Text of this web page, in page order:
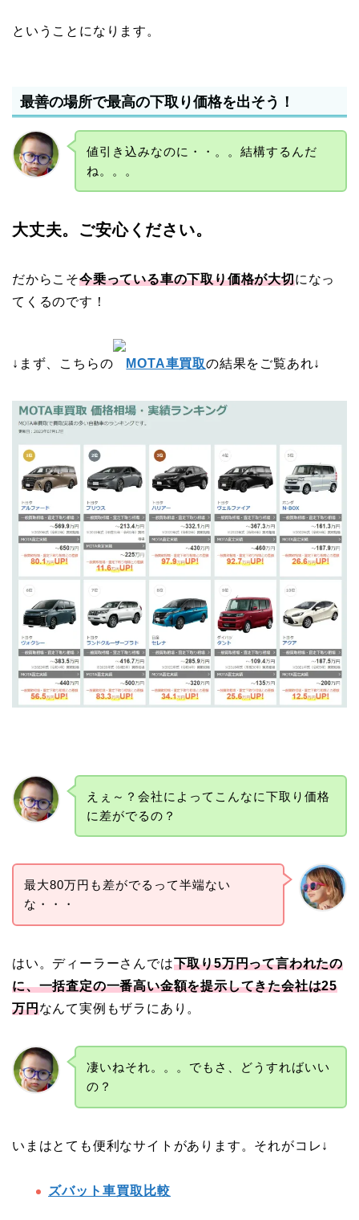
ということになります。
最善の場所で最高の下取り価格を出そう！
値引き込みなのに・・。。結構するんだ
ね。。。
大丈夫。ご安心ください。
だからこそ今乗っている車の下取り価格が大切になっ
てくるのです！
↓まず、こちらの MOTA車買取の結果をご覧あれ↓
えぇ～？会社によってこんなに下取り価格
に差がでるの？
最大80万円も差がでるって半端ない
な・・・
はい。ディーラーさんでは下取り5万円って言われたの
に、一括査定の一番高い金額を提示してきた会社は25
万円なんて実例もザラにあり。
凄いねそれ。。。でもさ、どうすればいい
の？
いまはとても便利なサイトがあります。それがコレ↓
ズバット車買取比較